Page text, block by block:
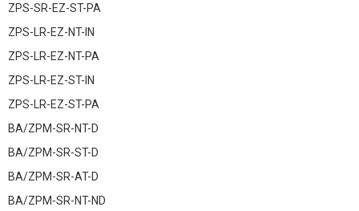
ZPS-SR-EZ-ST-PA
ZPS-LR-EZ-NT-IN
ZPS-LR-EZ-NT-PA
ZPS-LR-EZ-ST-IN
ZPS-LR-EZ-ST-PA
BA/ZPM-SR-NT-D
BA/ZPM-SR-ST-D
BA/ZPM-SR-AT-D
BA/ZPM-SR-NT-ND